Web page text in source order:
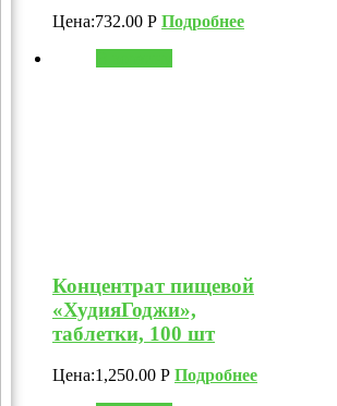
Цена:732.00 Р Подробнее
Концентрат пищевой
«ХудияГоджи»,
таблетки, 100 шт
Цена:1,250.00 Р Подробнее